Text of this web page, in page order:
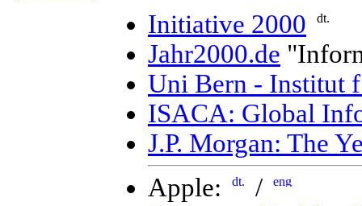
Initiative 2000
Jahr2000.de
Uni Bern - Institut
ISACA: Global
J.P. Morgan: The
Apple:
/